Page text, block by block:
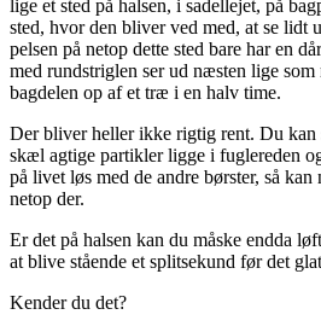
lige et sted på halsen, i sadellejet, på
sted, hvor den bliver ved med, at se lidt
pelsen på netop dette sted bare har en
med rundstriglen ser ud næsten lige
bagdelen op af et træ i en halv time.
Der bliver heller ikke rigtig rent. Du kan
skæl agtige partikler ligge i fuglereden
på livet løs med de andre børster, så
netop der.
Er det på halsen kan du måske endda
at blive stående et splitsekund før det
Kender du det?